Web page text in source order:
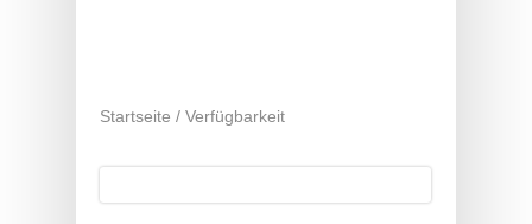
Startseite / Verfügbarkeit
Suche